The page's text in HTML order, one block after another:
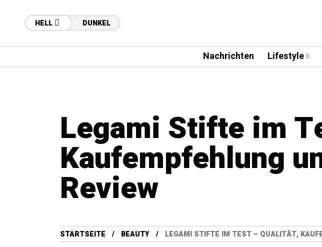
HELL DUNKEL
Nachrichten Lifestyle
Legami Stifte im
Kaufempfehlung
Review
STARTSEITE BEAUTY LEGAMI STIFTE IM TEST – QUALITÄT,